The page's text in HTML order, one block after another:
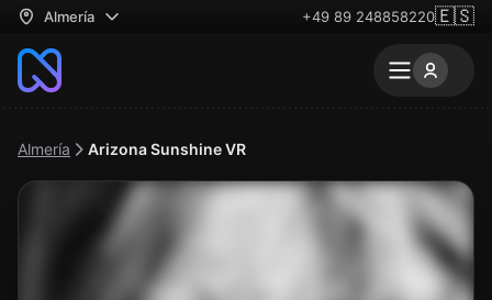
Almería +49 89 248858220🇪🇸
Almería Arizona Sunshine VR